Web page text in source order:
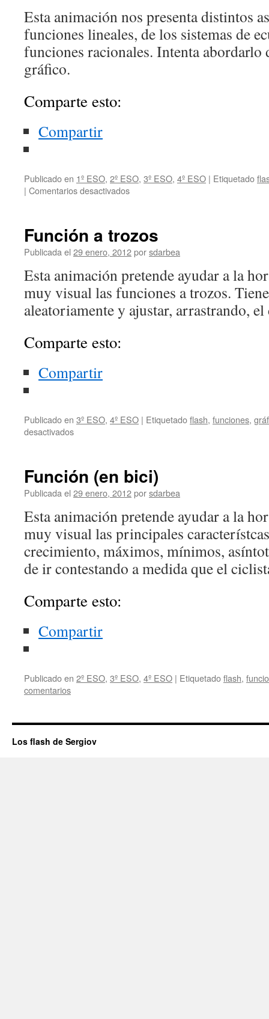
Esta animación nos presenta distintos
funciones lineales, de los sistemas de
funciones racionales. Intenta abordarlo
gráfico.
Comparte esto:
Compartir
Publicado en 1º ESO, 2º ESO, 3º ESO, 4º ESO | Etiquetado
| Comentarios desactivadosen
Función a trozos
Publicada el 29 enero, 2012porsdarbea
Esta animación pretende ayudar a la
muy visual las funciones a trozos.
aleatoriamente y ajustar, arrastrando,
Comparte esto:
Compartir
Publicado en 3º ESO, 4º ESO | Etiquetadoflash, funciones,
desactivadosen
Función (en bici)
Publicada el 29 enero, 2012porsdarbea
Esta animación pretende ayudar a la
muy visual las principales
crecimiento, máximos, mínimos,
de ir contestando a medida que el
Comparte esto:
Compartir
Publicado en 2º ESO, 3º ESO, 4º ESO | Etiquetadoflash,
comentarios
Los flash de Sergiov